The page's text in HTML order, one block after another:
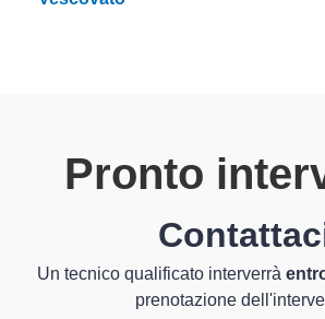
Pronto
Un tecnico qualificato interverrà
prenotazione